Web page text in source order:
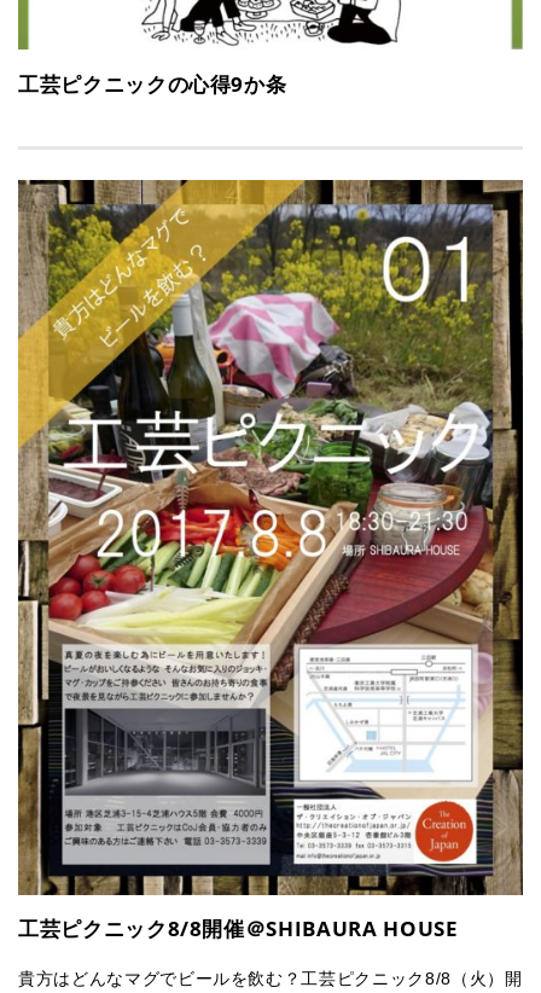
工芸ピクニックの心得9か条
工芸ピクニック8/8開催＠SHIBAURA HOUSE
貴方はどんなマグでビールを飲む？工芸ピクニック8/8（火）開